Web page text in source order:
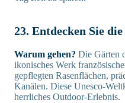
23. Entdecken Sie
Warum gehen? Die Gärten
ikonisches Werk
gepflegten Rasenflächen,
Kanälen. Diese Unesco-
herrliches Outdoor-Erlebnis.